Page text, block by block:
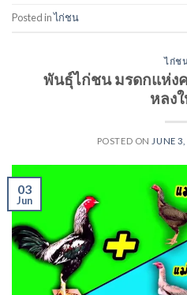
Posted inไก่ชน
ไก่ช
พันธุ์ไก่ชน มรดกแห่ง
หลง
POSTED ON JUNE
03
Jun